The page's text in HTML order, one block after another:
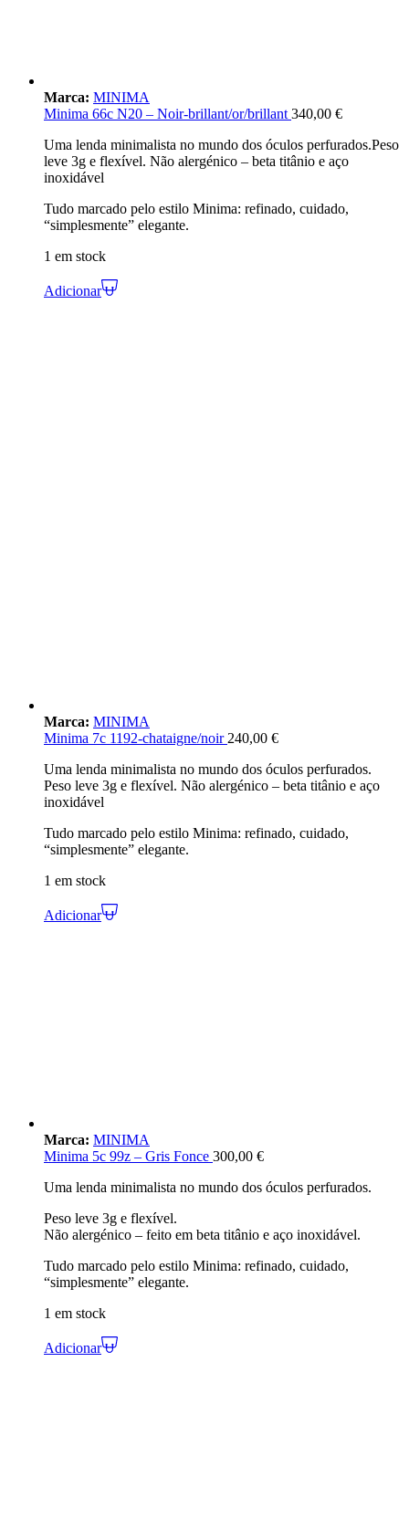
Marca: MINIMA
Minima 66c N20 – Noir-brillant/or/brillant 340,00 €
Uma lenda minimalista no mundo dos óculos perfurados.Peso
leve 3g e flexível. Não alergénico – beta titânio e aço
inoxidável
Tudo marcado pelo estilo Minima: refinado, cuidado,
“simplesmente” elegante.
1 em stock
Adicionar
Marca: MINIMA
Minima 7c 1192-chataigne/noir 240,00 €
Uma lenda minimalista no mundo dos óculos perfurados.
Peso leve 3g e flexível. Não alergénico – beta titânio e aço
inoxidável
Tudo marcado pelo estilo Minima: refinado, cuidado,
“simplesmente” elegante.
1 em stock
Adicionar
Marca: MINIMA
Minima 5c 99z – Gris Fonce 300,00 €
Uma lenda minimalista no mundo dos óculos perfurados.
Peso leve 3g e flexível.
Não alergénico – feito em beta titânio e aço inoxidável.
Tudo marcado pelo estilo Minima: refinado, cuidado,
“simplesmente” elegante.
1 em stock
Adicionar